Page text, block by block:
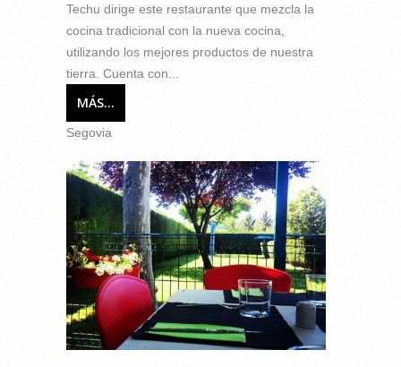
Techu dirige este restaurante que mezcla la
cocina tradicional con la nueva cocina,
utilizando los mejores productos de nuestra
tierra. Cuenta con...
MÁS...
Segovia